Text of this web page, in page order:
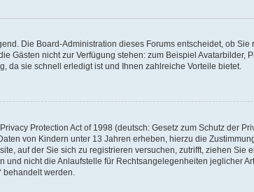
Die Board-Administration dieses Forums entscheidet, ob
Gästen nicht zur Verfügung stehen: zum Beispiel
da sie schnell erledigt ist und Ihnen zahlreiche Vorteile bietet.
Protection Act of 1998 (deutsch: Gesetz zum Schutz der
von Kindern unter 13 Jahren erheben, hierzu die
auf der Sie sich zu registrieren versuchen, zutrifft, ziehen
und nicht die Anlaufstelle für Rechtsangelegenheiten jeglicher
behandelt werden.